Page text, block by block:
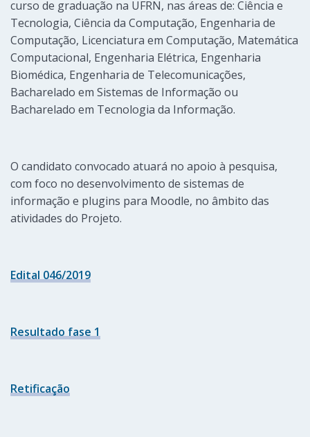
curso de graduação na UFRN, nas áreas de: Ciência e
Tecnologia, Ciência da Computação, Engenharia de
Computação, Licenciatura em Computação, Matemática
Computacional, Engenharia Elétrica, Engenharia
Biomédica, Engenharia de Telecomunicações,
Bacharelado em Sistemas de Informação ou
Bacharelado em Tecnologia da Informação.
O candidato convocado atuará no apoio à pesquisa,
com foco no desenvolvimento de sistemas de
informação e plugins para Moodle, no âmbito das
atividades do Projeto.
Edital 046/2019
Resultado fase 1
Retificação